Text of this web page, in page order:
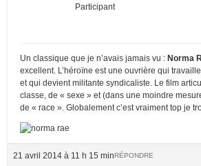
Participant
Un classique que je n’avais jamais vu : Norma
excellent. L’héroïne est une ouvrière qui
et qui devient militante syndicaliste. Le film
classe, de « sexe » et (dans une moindre
de « race ». Globalement c’est vraiment top je
21 avril 2014 à 11 h 15 minRÉPONDRE